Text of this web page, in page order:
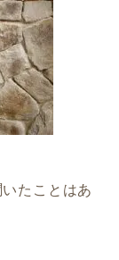
たことはあ